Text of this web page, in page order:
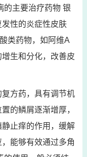
的主要治疗药物 银
性的炎症性皮肤
类药物，如阿维A
生和分化，改善皮
方药，具有调节机
的鳞屑逐渐增厚，
止痒的作用，缓解
能够有效通过多角